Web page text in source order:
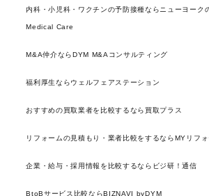
内科・小児科・ワクチンの予防接種ならニューヨーク
Medical Care
M&A仲介ならDYM M&Aコンサルティング
福利厚生ならウェルフェアステーション
おすすめの買取業者を比較するなら買取プラス
リフォームの見積もり・業者比較をするならMYリフ
企業・給与・採用情報を比較するならビジ研！通信
BtoBサービス比較ならBIZNAVI byDYM